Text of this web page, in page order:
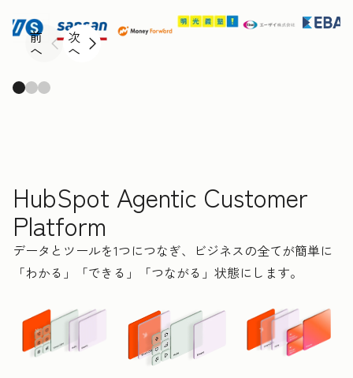
前
へ
次
へ
HubSpot Agentic Customer
Platform
データとツールを1つにつなぎ、ビジネスの全てが簡単に
「わかる」「できる」「つながる」状態にします。